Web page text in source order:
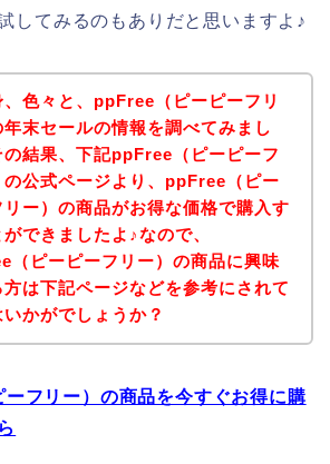
してみるのもありだと思いますよ♪
、色々と、ppFree（ピーピーフリ
年末セールの情報を調べてみまし
の結果、下記ppFree（ピーピーフ
の公式ページより、ppFree（ピー
リー）の商品がお得な価格で購入す
できましたよ♪なので、
（ピーピーフリー）の商品に興味
方は下記ページなどを参考にされて
かがでしょうか？
フリー）の商品を今すぐお得に購